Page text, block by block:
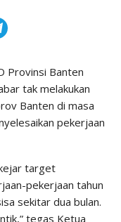
Provinsi Banten
tak melakukan
Banten di masa
pekerjaan
target
pekerjaan tahun
sekitar dua bulan.
tegas Ketua